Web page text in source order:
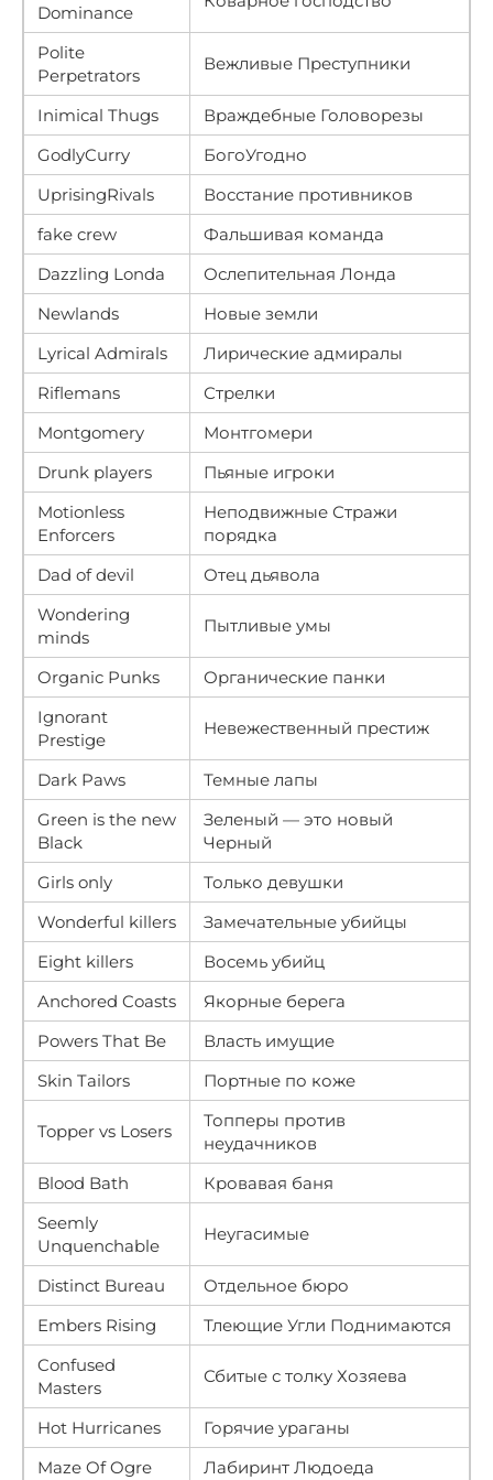
Dominance
Polite
Perpetrators
Вежливые Преступники
Inimical Thugs
Враждебные Головорезы
GodlyCurry
БогоУгодно
UprisingRivals
Восстание противников
fake crew
Фальшивая команда
Dazzling Londa
Ослепительная Лонда
Newlands
Новые земли
Lyrical Admirals
Лирические адмиралы
Riflemans
Стрелки
Montgomery
Монтгомери
Drunk players
Пьяные игроки
Motionless
Enforcers
Неподвижные Стражи
порядка
Dad of devil
Отец дьявола
Wondering
minds
Пытливые умы
Organic Punks
Органические панки
Ignorant
Prestige
Невежественный престиж
Dark Paws
Темные лапы
Green is the new
Black
Зеленый — это новый
Черный
Girls only
Только девушки
Wonderful killers
Замечательные убийцы
Eight killers
Восемь убийц
Anchored Coasts
Якорные берега
Powers That Be
Власть имущие
Skin Tailors
Портные по коже
Topper vs Losers
Топперы против
неудачников
Blood Bath
Кровавая баня
Seemly
Unquenchable
Неугасимые
Distinct Bureau
Отдельное бюро
Embers Rising
Тлеющие Угли Поднимаются
Confused
Masters
Сбитые с толку Хозяева
Hot Hurricanes
Горячие ураганы
Maze Of Ogre
Лабиринт Людоеда